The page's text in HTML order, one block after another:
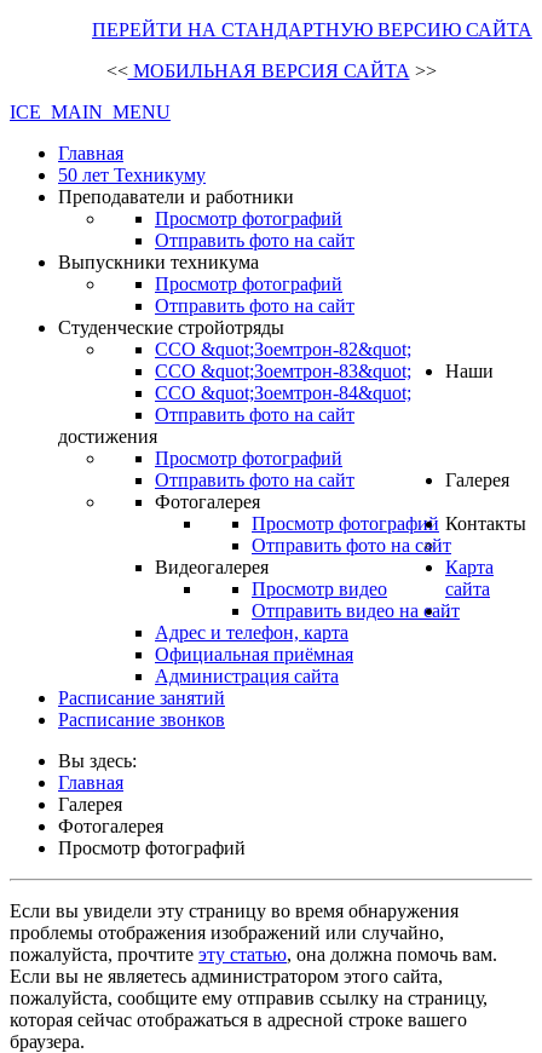
ПЕРЕЙТИ НА СТАНДАРТНУЮ ВЕРСИЮ САЙТА
<<МОБИЛЬНАЯ ВЕРСИЯ САЙТА >>
ICE_MAIN_MENU
Главная
50 лет Техникуму
Преподаватели и работники
Просмотр фотографий
Отправить фото на сайт
Выпускники техникума
Просмотр фотографий
Отправить фото на сайт
Студенческие стройотряды
ССО &quot;Зоемтрон-82&quot;
ССО &quot;Зоемтрон-83&quot;
ССО &quot;Зоемтрон-84&quot;
Отправить фото на сайт
Наши
достижения
Просмотр фотографий
Отправить фото на сайт
Галерея
Фотогалерея
Просмотр фотографий
Отправить фото на сайт
Видеогалерея
Просмотр видео
Отправить видео на сайт
Контакты
Адрес и телефон, карта
Официальная приёмная
Администрация сайта
Карта
сайта
.
Расписание занятий
Расписание звонков
Вы здесь:
Главная
Галерея
Фотогалерея
Просмотр фотографий
Если вы увидели эту страницу во время обнаружения
проблемы отображения изображений или случайно,
пожалуйста, прочтите эту статью, она должна помочь вам.
Если вы не являетесь администратором этого сайта,
пожалуйста, сообщите ему отправив ссылку на страницу,
которая сейчас отображаться в адресной строке вашего
браузера.